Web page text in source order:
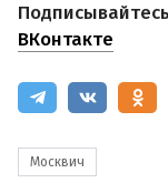
ВКонтакте
Москвич